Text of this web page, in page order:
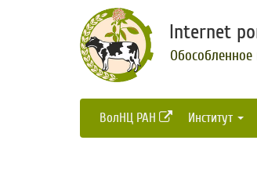
Internet
ВолНЦ РАН Институт